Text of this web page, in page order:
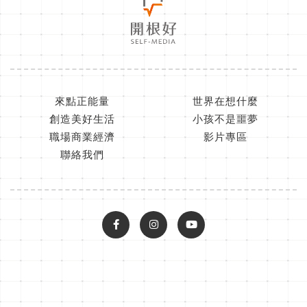
來點正能量
世界在想什麼
創造美好生活
小孩不是噩夢
職場商業經濟
影片專區
聯絡我們